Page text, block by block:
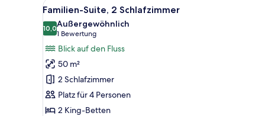
und
Schlafsofa
Alle
Fotos
für
Familien-
Suite,
2 Schlafzimmer
anzeigen
8
Familien-Suite, 2 Schlafzimmer
10,010,0 von 10
Außergewöhnlich
1 Bewertung
(1
Bewertung)
Blick auf den Fluss
50 m²
2 Schlafzimmer
Platz für 4 Personen
2 King-Betten